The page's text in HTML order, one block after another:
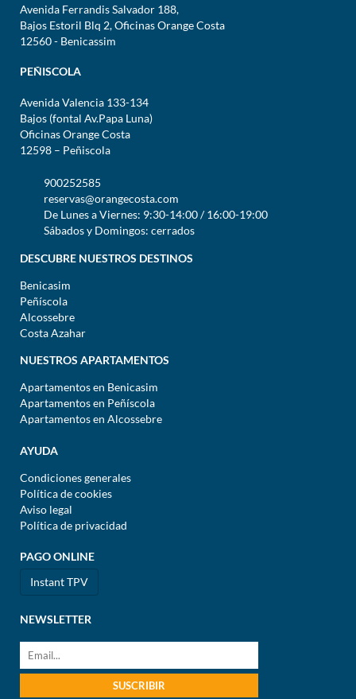
Avenida Ferrandis Salvador 188,
Bajos Estoril Blq 2, Oficinas Orange Costa
12560 - Benicassim
PEÑISCOLA
Avenida Valencia 133-134
Bajos (fontal Av.Papa Luna)
Oficinas Orange Costa
12598 – Peñiscola
900252585
reservas@orangecosta.com
De Lunes a Viernes: 9:30-14:00 / 16:00-19:00
Sábados y Domingos: cerrados
DESCUBRE NUESTROS DESTINOS
Benicasim
Peñíscola
Alcossebre
Costa Azahar
NUESTROS APARTAMENTOS
Apartamentos en Benicasim
Apartamentos en Peñíscola
Apartamentos en Alcossebre
AYUDA
Condiciones generales
Política de cookies
Aviso legal
Política de privacidad
PAGO ONLINE
Instant TPV
NEWSLETTER